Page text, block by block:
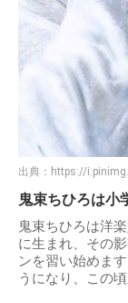
出典： https://
鬼束ちひろは小
鬼束ちひろは洋
に生まれ、その
ンを習い始めま
うになり、この